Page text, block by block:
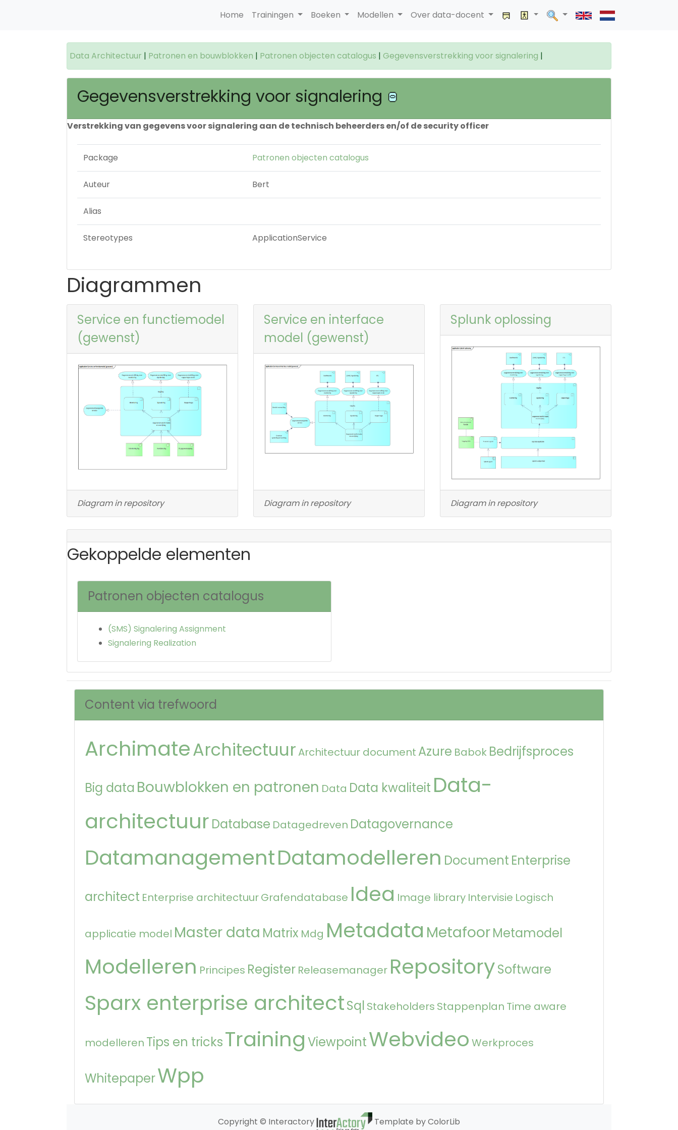
Home Trainingen Boeken Modellen Over data-docent
Data Architectuur | Patronen en bouwblokken | Patronen objecten catalogus | Gegevensverstrekking voor signalering |
Gegevensverstrekking voor signalering
Verstrekking van gegevens voor signalering aan de technisch beheerders en/of de security officer
Package Patronen objecten catalogus
Auteur Bert
Alias
Stereotypes ApplicationService
Diagrammen
Service en functiemodel
(gewenst)
Diagram in repository
Service en interface
model (gewenst)
Diagram in repository
Splunk oplossing
Diagram in repository
Gekoppelde elementen
Patronen objecten catalogus
(SMS) Signalering Assignment
Signalering Realization
Content via trefwoord
ArchimateArchitectuur Architectuur document Azure Babok Bedrijfsproces
Big data Bouwblokken en patronen Data Data kwaliteit Data-
architectuur Database Datagedreven Datagovernance
DatamanagementDatamodelleren Document Enterprise
architect Enterprise architectuurGrafendatabase Idea Image library Intervisie Logisch
applicatie model Master data Matrix Mdg Metadata MetafoorMetamodel
Modelleren Principes Register Releasemanager RepositorySoftware
Sparx enterprise architectSql Stakeholders Stappenplan Time aware
modelleren Tips en tricksTraining ViewpointWebvideo Werkproces
WhitepaperWpp
Copyright © Interactory Template by ColorLib